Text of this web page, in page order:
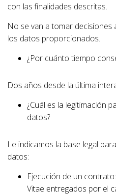
con las finalidades descritas.
No se van a tomar decisiones
los datos proporcionados.
¿Por cuánto tiempo
Dos años desde la última
¿Cuál es la legitimación
datos?
Le indicamos la base legal
datos:
Ejecución de un
Vitae entregados por el